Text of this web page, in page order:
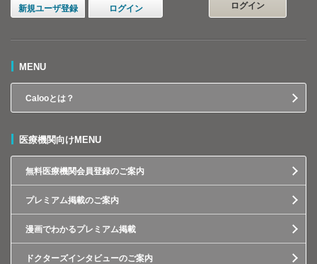
新規ユーザ登録 ログイン
ログイン
MENU
Calooとは？
医療機関向けMENU
無料医療機関会員登録のご案内
プレミアム掲載のご案内
漫画でわかるプレミアム掲載
ドクターズインタビューのご案内